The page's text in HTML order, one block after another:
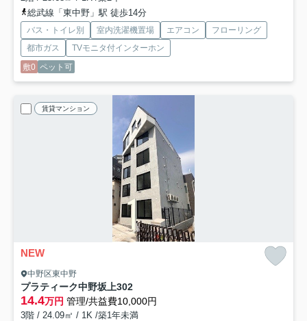
総武線「東中野」駅 徒歩14分
バス・トイレ別 室内洗濯機置場 エアコン
フローリング
都市ガス
TVモニタ付インターホン
敷0 ペット可
賃貸マンション
NEW
中野区東中野
プラティーク中野坂上302
14.4万円 管理/共益費10,000円
3階 / 24.09㎡ / 1K /築1年未満